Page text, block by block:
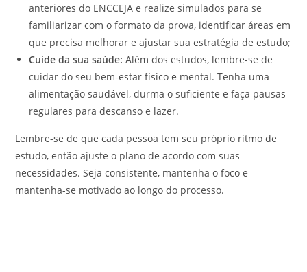
anteriores do ENCCEJA e realize simulados para se
familiarizar com o formato da prova, identificar áreas em
que precisa melhorar e ajustar sua estratégia de estudo;
Cuide da sua saúde: Além dos estudos, lembre-se de
cuidar do seu bem-estar físico e mental. Tenha uma
alimentação saudável, durma o suficiente e faça pausas
regulares para descanso e lazer.
Lembre-se de que cada pessoa tem seu próprio ritmo de
estudo, então ajuste o plano de acordo com suas
necessidades. Seja consistente, mantenha o foco e
mantenha-se motivado ao longo do processo.